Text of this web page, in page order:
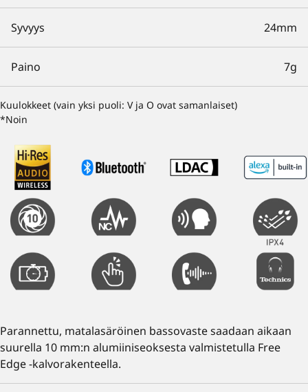
Syvyys 24mm
Paino 7g
Kuulokkeet (vain yksi puoli: V ja O ovat samanlaiset)
*Noin
Parannettu, matalasäröinen bassovaste saadaan aikaan
suurella 10 mm:n alumiiniseoksesta valmistetulla Free
Edge -kalvorakenteella.